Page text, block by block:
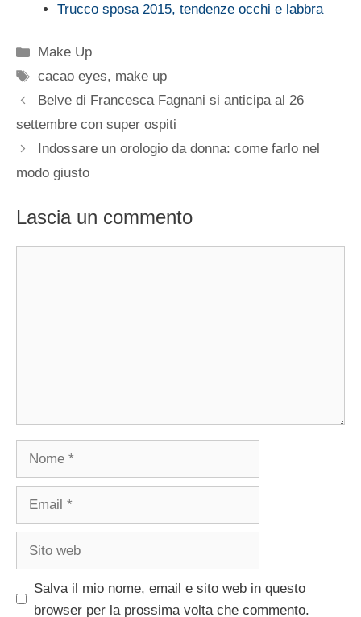
Trucco sposa 2015, tendenze occhi e labbra
Categorie
Make Up
Tag
cacao eyes, make up
Belve di Francesca Fagnani si anticipa al 26
settembre con super ospiti
Indossare un orologio da donna: come farlo nel
modo giusto
Lascia un commento
Nome
Email
Sito
Salva il mio nome, email e sito web in questo
browser per la prossima volta che commento.